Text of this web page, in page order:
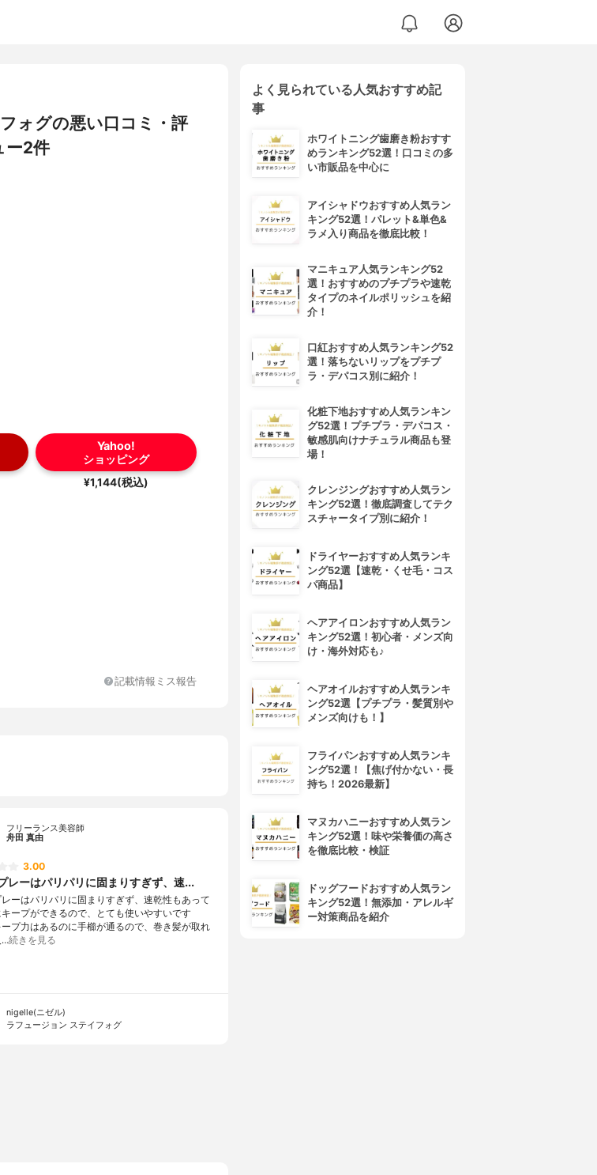
ォグの悪い口コミ・評
ー2件
Yahoo!
ショッピング
¥1,144(税込)
記載情報ミス報告
フリーランス美容師
舟田 真由
3.00
レーはパリパリに固まりすぎず、速...
ーはパリパリに固まりすぎず、速乾性もあって
ープができるので、とても使いやすいです
プ力はあるのに手櫛が通るので、巻き髪が取れ
…続きを見る
nigelle(ニゼル)
ラフュージョン ステイフォグ
よく見られている人気おすすめ記
事
ホワイトニング歯磨き粉おすす
めランキング52選！口コミの多
い市販品を中心に
アイシャドウおすすめ人気ラン
キング52選！パレット&単色&
ラメ入り商品を徹底比較！
マニキュア人気ランキング52
選！おすすめのプチプラや速乾
タイプのネイルポリッシュを紹
介！
口紅おすすめ人気ランキング52
選！落ちないリップをプチプ
ラ・デパコス別に紹介！
化粧下地おすすめ人気ランキン
グ52選！プチプラ・デパコス・
敏感肌向けナチュラル商品も登
場！
クレンジングおすすめ人気ラン
キング52選！徹底調査してテク
スチャータイプ別に紹介！
ドライヤーおすすめ人気ランキ
ング52選【速乾・くせ毛・コス
パ商品】
ヘアアイロンおすすめ人気ラン
キング52選！初心者・メンズ向
け・海外対応も♪
ヘアオイルおすすめ人気ランキ
ング52選【プチプラ・髪質別や
メンズ向けも！】
フライパンおすすめ人気ランキ
ング52選！【焦げ付かない・長
持ち！2026最新】
マヌカハニーおすすめ人気ラン
キング52選！味や栄養価の高さ
を徹底比較・検証
ドッグフードおすすめ人気ラン
キング52選！無添加・アレルギ
ー対策商品を紹介